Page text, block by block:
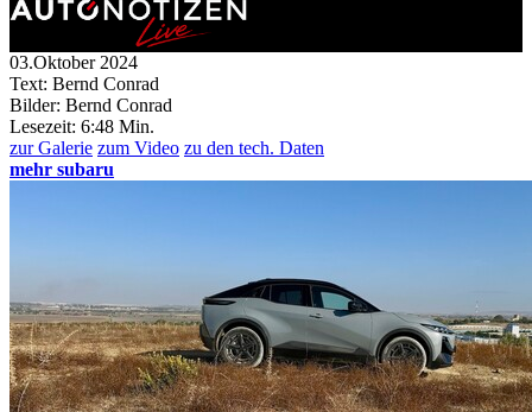
03.Oktober 2024
Text: Bernd Conrad
Bilder: Bernd Conrad
Lesezeit: 6:48 Min.
zur Galerie zum Video zu den tech. Daten
mehr subaru